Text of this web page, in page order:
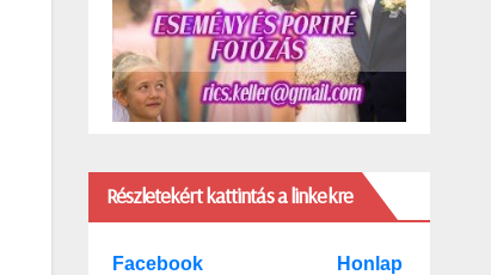
Részletekért kattintás a linkekre
Facebook Honlap